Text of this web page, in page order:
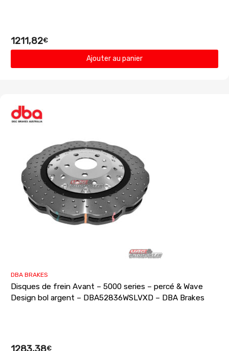
1211,82€
Ajouter au panier
DBA BRAKES
Disques de frein Avant – 5000 series – percé & Wave
Design bol argent – DBA52836WSLVXD – DBA Brakes
€